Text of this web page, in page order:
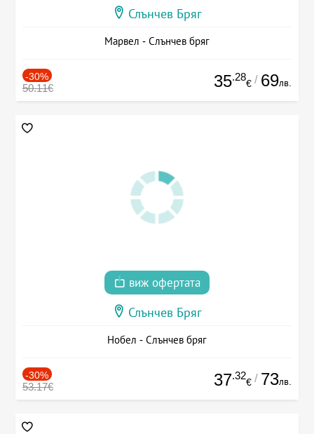
Слънчев Бряг
Марвел - Слънчев бряг
-30%
50.11€ 35.28
€ / 69лв.
виж офертата
Слънчев Бряг
Нобел - Слънчев бряг
-30%
53.17€ 37.32
€ / 73лв.